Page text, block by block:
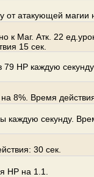
от атакующей магии
к Маг. Атк. 22
15 сек.
HP каждую
8%. Время
каждую секунду.
30 сек.
HP на 1.1.